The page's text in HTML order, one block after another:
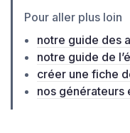
Pour aller plus loin
notre guide des
notre guide de
créer une fiche
nos générateurs